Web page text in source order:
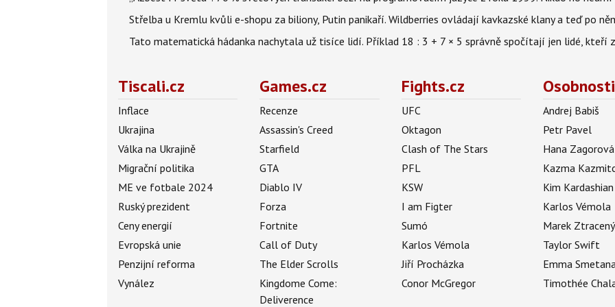
Střelba u Kremlu kvůli e-shopu za biliony, Putin panikaří. Wildberries ovládají kavkazské klany a teď po
Tato matematická hádanka nachytala už tisíce lidí. Příklad 18 : 3 + 7 × 5 správně spočítají jen lidé, kteří
Tiscali.cz
Inflace
Ukrajina
Válka na Ukrajině
Migrační politika
ME ve fotbale 2024
Ruský prezident
Ceny energií
Evropská unie
Penzijní reforma
Vynález
Games.cz
Recenze
Assassin's Creed
Starfield
GTA
Diablo IV
Forza
Fortnite
Call of Duty
The Elder Scrolls
Kingdome Come:
Deliverence
Fights.cz
UFC
Oktagon
Clash of The Stars
PFL
KSW
I am Figter
Sumó
Karlos Vémola
Jiří Procházka
Conor McGregor
Andrej Babiš
Petr Pavel
Hana Zagorová
Kazma
Kim Kardashian
Karlos Vémola
Marek Ztracený
Taylor Swift
Emma
Timothée